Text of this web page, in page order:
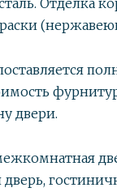
двери.